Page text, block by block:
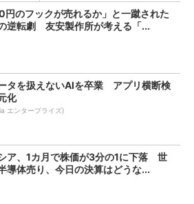
円のフックが売れるか」と一蹴された
逆転劇 友安製作所が考える「...
タを扱えないAIを卒業 アプリ横断検
化
エンタープライズ)
ア、1カ月で株価が3分の1に下落 世
導体売り、今日の決算はどうな...